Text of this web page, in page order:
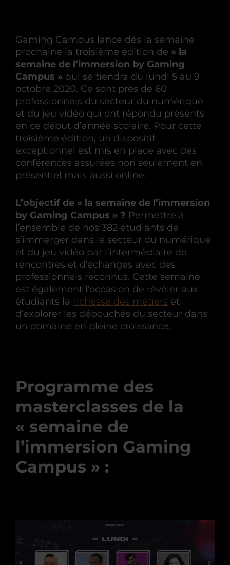
Gaming Campus lance dès la semaine
prochaine la troisième édition de « la
semaine de l’immersion by Gaming
Campus » qui se tiendra du lundi 5 au 9
octobre 2020. Ce sont près de 60
professionnels du secteur du numérique
et du jeu vidéo qui ont répondu présents
en ce début d’année scolaire. Pour cette
troisième édition, un dispositif
exceptionnel est mis en place avec des
conférences assurées non seulement en
présentiel mais aussi online.
L’objectif de « la semaine de l’immersion
by Gaming Campus » ? Permettre à
l’ensemble de nos 382 étudiants de
s’immerger dans le secteur du numérique
et du jeu vidéo par l’intermédiaire de
rencontres et d’échanges avec des
professionnels reconnus. Cette semaine
est également l’occasion de révéler aux
étudiants la richesse des métiers et
d’explorer les débouchés du secteur dans
un domaine en pleine croissance.
Programme des
masterclasses de la
« semaine de
l’immersion Gaming
Campus » :